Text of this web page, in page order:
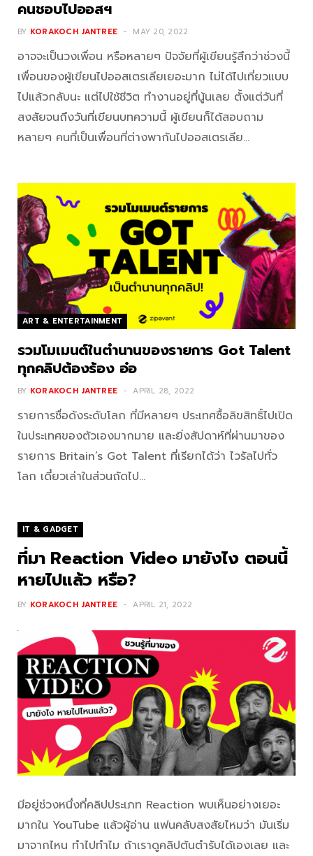
คนชอบไปออสฯ
BY KORAKOCH JANTREE MAY 20, 2022
อาจจะเป็นวงเพื่อน หรือหลายๆ ปัจจัยที่ผู้เขียนรู้สึกว่าช่วงนี้
เพื่อนของผู้เขียนไปออสเตรเลียเยอะมาก ไม่ได้ไปเที่ยวแบบ
ไปแล้วกลับนะ แต่ไปใช้ชีวิต ทำงานอยู่ที่นู้นเลย ตั้งแต่วันที่
สงสัยจนถึงวันที่เขียนบทความนี้ ผู้เขียนก็ได้สอบถาม
หลายๆ คนที่เป็นเพื่อนที่ต่างพากันไปออสเตรเลีย…
ART & ENTERTAINMENT
รวมโมเมนต์ในตำนานของรายการ Got Talent
ทุกคลิปต้องร้อง อ๋อ
BY KORAKOCH JANTREE APRIL 28, 2022
รายการชื่อดังระดับโลก ที่มีหลายๆ ประเทศซื้อลิขสิทธิ์ไปเปิด
ในประเทศของตัวเองมากมาย และยิ่งสัปดาห์ที่ผ่านมาของ
รายการ Britain’s Got Talent ที่เรียกได้ว่า ไวรัลไปทั่ว
โลก เดี๋ยวเล่าในส่วนถัดไป…
IT & GADGET
ที่มา Reaction Video มายังไง ตอนนี้
หายไปแล้ว หรือ?
BY KORAKOCH JANTREE APRIL 21, 2022
มีอยู่ช่วงหนึ่งที่คลิปประเภท Reaction พบเห็นอย่างเยอะ
มากใน YouTube แล้วผู้อ่าน แฟนคลับสงสัยไหมว่า มันเริ่ม
มาจากไหน ทำไปทำไม ถ้าเราดูคลิปต้นตำรับได้เองเลย และ